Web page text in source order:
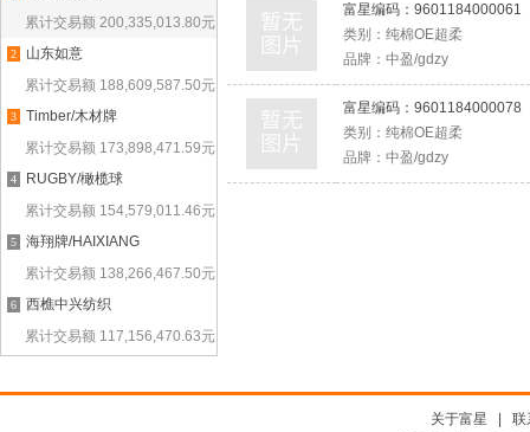
累计交易额 200,335,013.80元
2
山东如意
累计交易额 188,609,587.50元
3
Timber/木材牌
累计交易额 173,898,471.59元
4
RUGBY/橄榄球
累计交易额 154,579,011.46元
5
海翔牌/HAIXIANG
累计交易额 138,266,467.50元
6
西樵中兴纺织
累计交易额 117,156,470.63元
富星编码： 9601184000061
类别： 纯棉OE超柔
品牌： 中盈/gdzy
富星编码： 9601184000078
类别： 纯棉OE超柔
品牌： 中盈/gdzy
关于富星
联